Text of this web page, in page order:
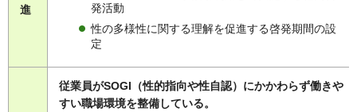
進
発活動
性の多様性に関する理解を促進する啓発期間の設
定
従業員がSOGI（性的指向や性自認）にかかわらず働きや
すい職場環境を整備している。